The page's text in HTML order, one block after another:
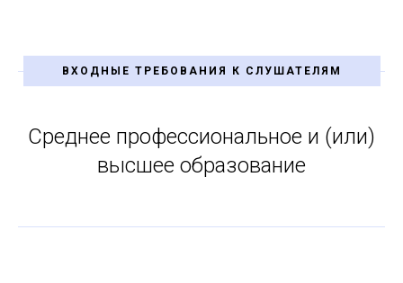
ВХОДНЫЕ ТРЕБОВАНИЯ К СЛУШАТЕЛЯМ
Среднее профессиональное и (или)
высшее образование